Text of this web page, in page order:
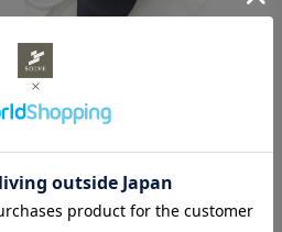
ウールタイ All Season 平織り